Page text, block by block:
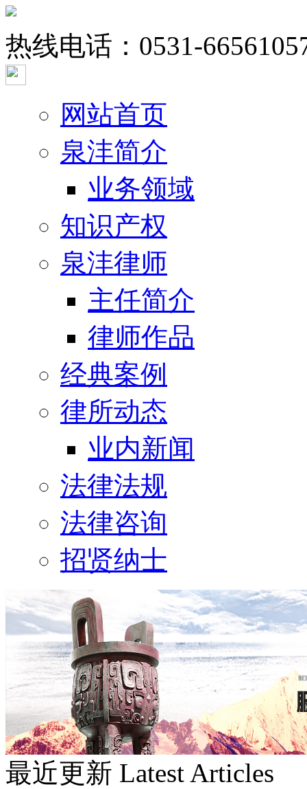
热线电话： 0531-
网站首页
泉沣简介
业务领域
知识产权
泉沣律师
主任简介
律师作品
经典案例
律所动态
业内新闻
法律法规
法律咨询
招贤纳士
最近更新 Latest Articles